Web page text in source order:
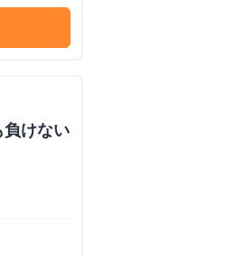
負けない